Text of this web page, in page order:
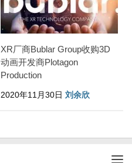
XR厂商Bublar Group收购3D
动画开发商Plotagon
Production
2020年11月30日 刘余欣